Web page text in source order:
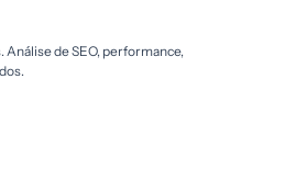
de SEO, performance,